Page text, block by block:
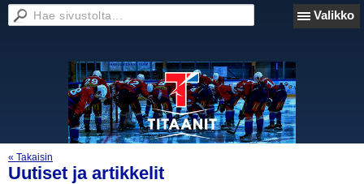
Valikko
« Takaisin
Uutiset ja artikkelit